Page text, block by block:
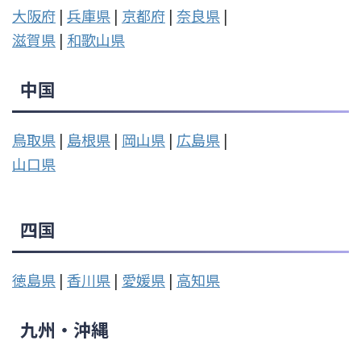
大阪府 | 兵庫県 | 京都府 | 奈良県 |
滋賀県 | 和歌山県
中国
鳥取県 | 島根県 | 岡山県 | 広島県 |
山口県
四国
徳島県 | 香川県 | 愛媛県 | 高知県
九州・沖縄